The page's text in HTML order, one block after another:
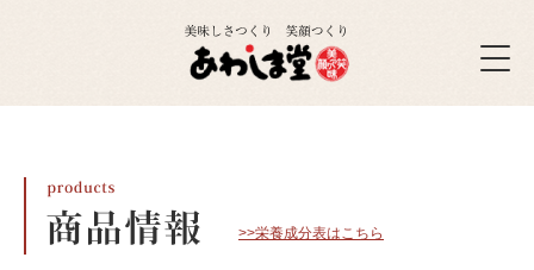
>>栄養成分表はこちら